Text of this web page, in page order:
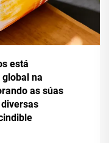
está
na
as súas